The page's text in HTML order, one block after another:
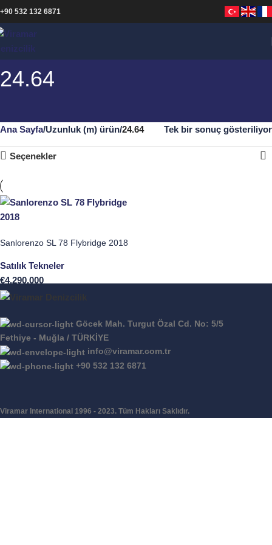
+90 532 132 6871
24.64
Ana Sayfa Uzunluk (m) ürün 24.64 Tek bir sonuç gösteriliyor
Seçenekler
Sanlorenzo SL 78 Flybridge 2018
Satılık Tekneler
€4.290.000
Göcek Mah. Turgut Özal Cd. No: 5/5
Fethiye - Muğla / TÜRKİYE
info@viramar.com.tr
+90 532 132 6871
Viramar International 1996 - 2023. Tüm Hakları Saklıdır.